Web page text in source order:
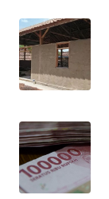
WN
KEPULAUAN
SERIBU
TANGERANG
WN
BINJAI